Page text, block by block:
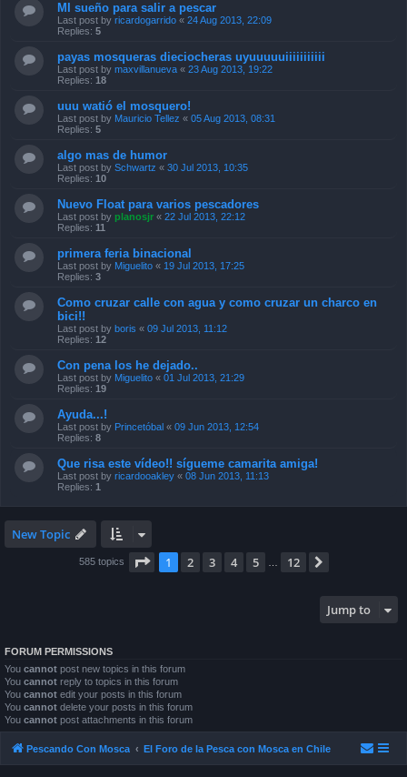
MI sueño para salir a pescar
Last post by ricardogarrido « 24 Aug 2013, 22:09
Replies: 5
payas mosqueras dieciocheras uyuuuuuiiiiiiiiiii
Last post by maxvillanueva « 23 Aug 2013, 19:22
Replies: 18
uuu watió el mosquero!
Last post by Mauricio Tellez « 05 Aug 2013, 08:31
Replies: 5
algo mas de humor
Last post by Schwartz « 30 Jul 2013, 10:35
Replies: 10
Nuevo Float para varios pescadores
Last post by planosjr « 22 Jul 2013, 22:12
Replies: 11
primera feria binacional
Last post by Miguelito « 19 Jul 2013, 17:25
Replies: 3
Como cruzar calle con agua y como cruzar un charco en
bici!!
Last post by boris « 09 Jul 2013, 11:12
Replies: 12
Con pena los he dejado..
Last post by Miguelito « 01 Jul 2013, 21:29
Replies: 19
Ayuda...!
Last post by Princetóbal « 09 Jun 2013, 12:54
Replies: 8
Que risa este vídeo!! sígueme camarita amiga!
Last post by ricardooakley « 08 Jun 2013, 11:13
Replies: 1
New Topic
585 topics Page 1of 12
1 2 3 4 5 12
Jump to
FORUM PERMISSIONS
You cannot post new topics in this forum
You cannot reply to topics in this forum
You cannot edit your posts in this forum
You cannot delete your posts in this forum
You cannot post attachments in this forum
Pescando Con Mosca El Foro de la Pesca con Mosca en Chile